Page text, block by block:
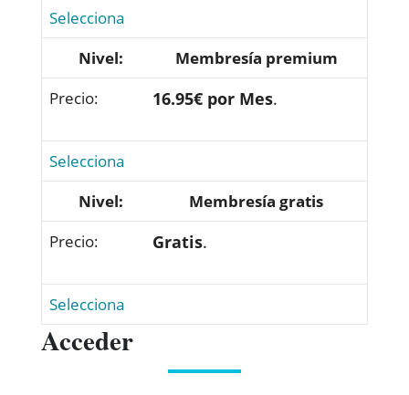
Selecciona
Membresía premium
16.95€ por Mes.
Selecciona
Membresía gratis
Gratis.
Selecciona
Acceder